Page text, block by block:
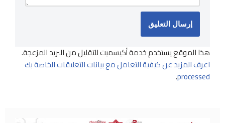
هذا الموقع يستخدم خدمة أكيسميت للتقليل من البريد المزعجة.
اعرف المزيد عن كيفية التعامل مع بيانات التعليقات الخاصة بك
processed
.